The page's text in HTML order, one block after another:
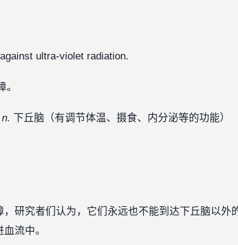
ultra-violet radiation.
n. 下丘脑（有调节体温、摄食、内分泌等的功能）
研究者们认为，它们永远也不能到达下丘脑以外
流中。